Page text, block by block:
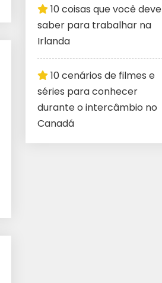
10 coisas que você deve
saber para trabalhar na
Irlanda
10 cenários de filmes e
séries para conhecer
durante o intercâmbio no
Canadá